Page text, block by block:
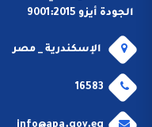
الجودة أيزو 9001:2015
الإسكندرية _ مصر
16583